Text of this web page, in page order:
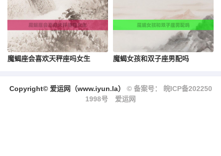
魔蝎座会喜欢天秤座吗女生 魔蝎女孩和双子座男配吗
Copyright© 爱运网（www.iyun.la） © 备案号： 皖ICP备202250
1998号
爱运网